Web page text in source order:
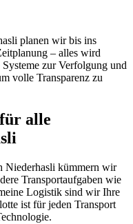
planen wir bis ins
– alles wird
zur Verfolgung und
volle Transparenz zu
alle
Niederhasli kümmern wir
Transportaufgaben wie
Logistik sind wir Ihre
ist für jeden Transport